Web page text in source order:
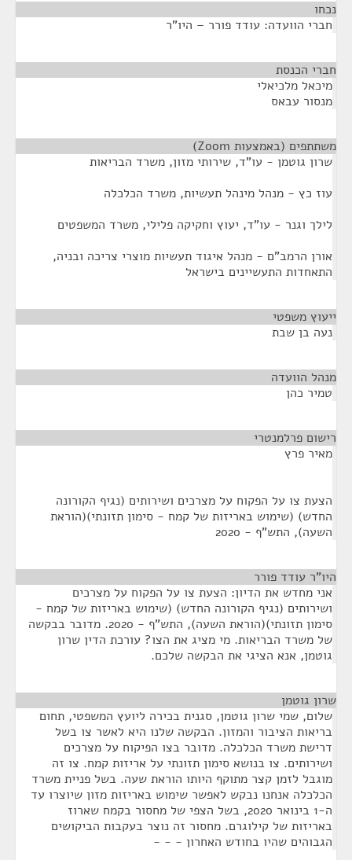
נכחו
חברי הוועדה: עודד פורר – היו"ר
חברי הכנסת
מיכאל מלכיאלי
מנסור עבאס
משתתפים (באמצעות Zoom)
שרון גוטמן - עו"ד, שירותי מזון, משרד הבריאות
עוז כץ - מנהל מינהל תעשיות, משרד הכלכלה
לילך וגנר - עו"ד, יעוץ וחקיקה פלילי, משרד המשפטים
אורן הרמב"ם - מנהל איגוד תעשיות מוצרי צריכה ובניה,
התאחדות התעשיינים בישראל
ייעוץ משפטי
נעה בן שבת
מנהל הוועדה
טמיר כהן
רישום פרלמנטרי
מאיר פרץ
הצעת צו על הפקוח על מצרכים ושירותים (נגיף הקורונה
החדש) (שימוש באריזות של קמח - סימון תזונתי)(הוראת
השעה), התש"ף - 2020
היו"ר עודד פורר
אני מחדש את הדיון: הצעת צו על הפקוח על מצרכים
ושירותים (נגיף הקורונה החדש) (שימוש באריזות של קמח -
סימון תזונתי)(הוראת השעה), התש"ף - 2020. מדובר בבקשה
של משרד הבריאות. מי מציג את הצו? עורכת הדין שרון
גוטמן, אנא הציגי את הבקשה שלכם.
שרון גוטמן
שלום, שמי שרון גוטמן, סגנית בכירה ליועץ המשפטי, תחום
בריאות הציבור והמזון. הבקשה שלנו היא לאשר צו בשל
דרישת משרד הכלכלה. מדובר בצו הפיקוח על מצרכים
ושירותים. צו בנושא סימון תזונתי על אריזות קמח. צו זה
מוגבל לזמן קצר מתוקף היותו הוראת שעה. בשל פניית משרד
הכלכלה אנחנו נבקש לאפשר שימוש באריזות מזון שיוצרו עד
ה-1 בינואר 2020, בשל הצפי של מחסור בקמח שארוז
באריזות של קילוגרם. מחסור זה נוצר בעקבות הביקושים
הגבוהים שהיו בחודש האחרון - - -